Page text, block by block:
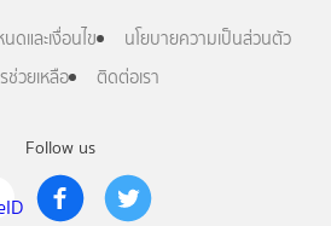
Follow us
ดและเงื่อนไข
นโยบายความเป็นส่วนตัว
ช่วยเหลือ
ติดต่อเรา